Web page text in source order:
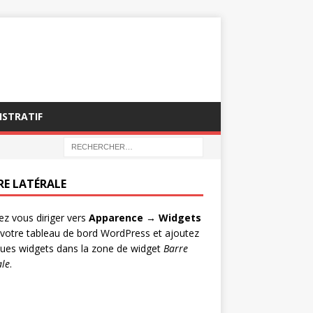
LATÉRALE
vous diriger vers Apparence → Widgets
tableau de bord WordPress et ajoutez
widgets dans la zone de widget Barre
.